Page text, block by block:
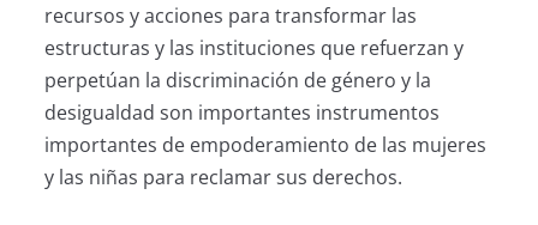
recursos y acciones para transformar las
estructuras y las instituciones que refuerzan y
perpetúan la discriminación de género y la
desigualdad son importantes instrumentos
importantes de empoderamiento de las mujeres
y las niñas para reclamar sus derechos.